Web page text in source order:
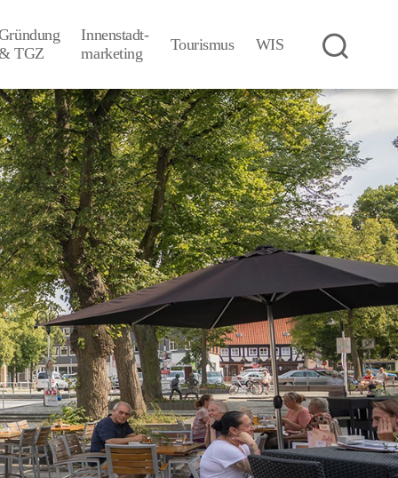
TGZ
Innenstadt-
­marketing
Tourismus WIS